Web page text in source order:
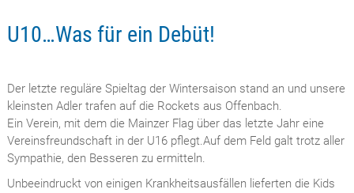
U10…Was für ein Debüt!
Der letzte reguläre Spieltag der Wintersaison stand an und unsere
kleinsten Adler trafen auf die Rockets aus Offenbach.
Ein Verein, mit dem die Mainzer Flag über das letzte Jahr eine
Vereinsfreundschaft in der U16 pflegt.Auf dem Feld galt trotz aller
Sympathie, den Besseren zu ermitteln.
Unbeeindruckt von einigen Krankheitsausfällen lieferten die Kids